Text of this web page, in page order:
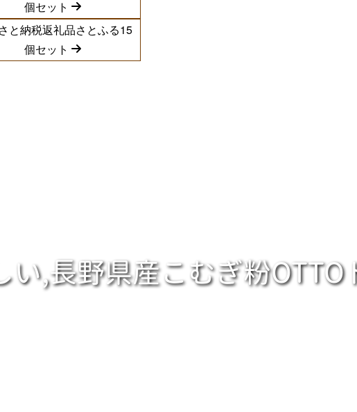
個セット
と納税返礼品さとふる15
個セット
,長野県産こむぎ粉OTTO